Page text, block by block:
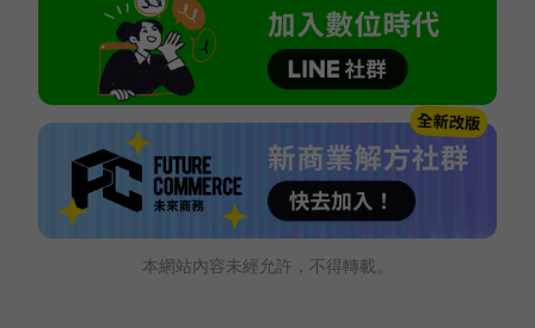
本網站內容未經允許，不得轉載。